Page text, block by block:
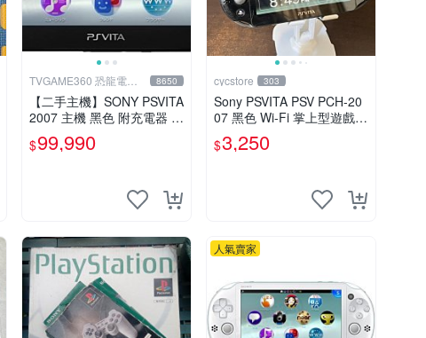
TVGAME360 恐龍電玩- 8650
【二手主機】SONY PSVITA
2007 主機 黑色 附充電器 U
SB傳輸線 PS VITA PSV【台
中恐龍電玩】
$99,990
cycstore 303
Sony PSVITA PSV PCH-20
07 黑色 Wi-Fi 掌上型遊戲主
機 輕薄版 OLED後繼機 收
藏熱門
$3,250
人氣賣家